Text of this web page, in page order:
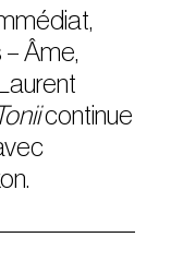
Âme,
continue